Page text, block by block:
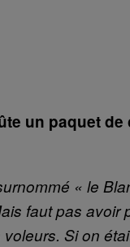
un paquet de
« le
faut pas avoir
voleurs. Si on